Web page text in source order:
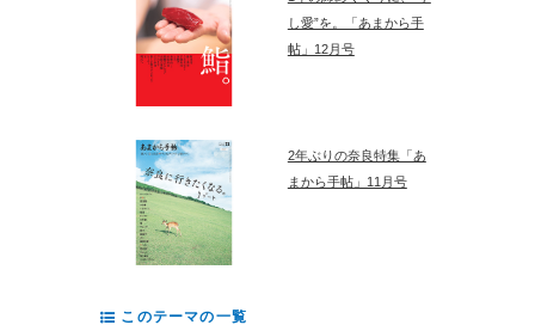
し愛”を。「あまから手
帖」12月号
2年ぶりの奈良特集「あ
まから手帖」11月号
このテーマの一覧